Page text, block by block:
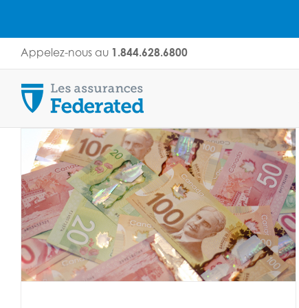
content
Appelez-nous au 1.844.628.6800